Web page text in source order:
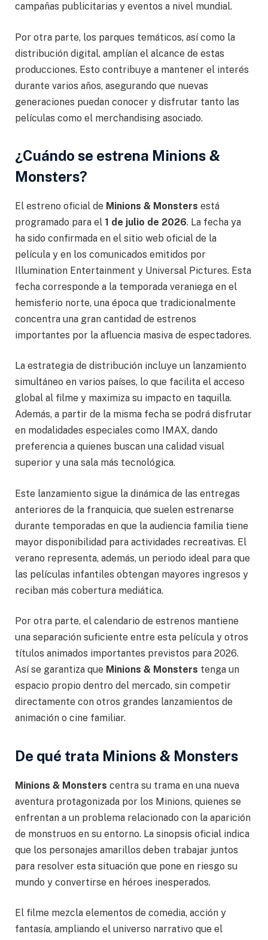
campañas publicitarias y eventos a nivel mundial.
Por otra parte, los parques temáticos, así como la
distribución digital, amplían el alcance de estas
producciones. Esto contribuye a mantener el interés
durante varios años, asegurando que nuevas
generaciones puedan conocer y disfrutar tanto las
películas como el merchandising asociado.
¿Cuándo se estrena Minions &
Monsters?
El estreno oficial de Minions & Monsters está
programado para el 1 de julio de 2026. La fecha ya
ha sido confirmada en el sitio web oficial de la
película y en los comunicados emitidos por
Illumination Entertainment y Universal Pictures. Esta
fecha corresponde a la temporada veraniega en el
hemisferio norte, una época que tradicionalmente
concentra una gran cantidad de estrenos
importantes por la afluencia masiva de espectadores.
La estrategia de distribución incluye un lanzamiento
simultáneo en varios países, lo que facilita el acceso
global al filme y maximiza su impacto en taquilla.
Además, a partir de la misma fecha se podrá disfrutar
en modalidades especiales como IMAX, dando
preferencia a quienes buscan una calidad visual
superior y una sala más tecnológica.
Este lanzamiento sigue la dinámica de las entregas
anteriores de la franquicia, que suelen estrenarse
durante temporadas en que la audiencia familia tiene
mayor disponibilidad para actividades recreativas. El
verano representa, además, un periodo ideal para que
las películas infantiles obtengan mayores ingresos y
reciban más cobertura mediática.
Por otra parte, el calendario de estrenos mantiene
una separación suficiente entre esta película y otros
títulos animados importantes previstos para 2026.
Así se garantiza que Minions & Monsters tenga un
espacio propio dentro del mercado, sin competir
directamente con otros grandes lanzamientos de
animación o cine familiar.
De qué trata Minions & Monsters
Minions & Monsters centra su trama en una nueva
aventura protagonizada por los Minions, quienes se
enfrentan a un problema relacionado con la aparición
de monstruos en su entorno. La sinopsis oficial indica
que los personajes amarillos deben trabajar juntos
para resolver esta situación que pone en riesgo su
mundo y convertirse en héroes inesperados.
El filme mezcla elementos de comedia, acción y
fantasía, ampliando el universo narrativo que el